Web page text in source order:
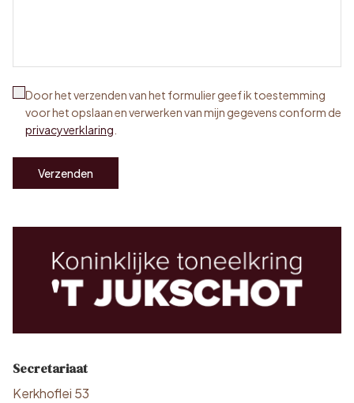
Door het verzenden van het formulier geef ik toestemming
voor het opslaan en verwerken van mijn gegevens conform de
privacyverklaring
Verzenden
Secretariaat
Kerkhoflei 53